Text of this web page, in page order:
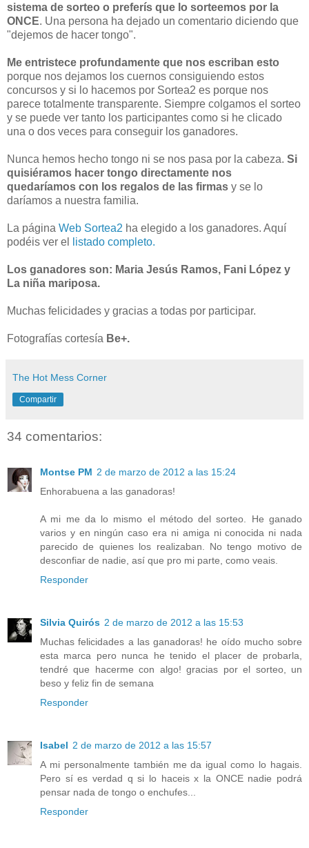
sistema de sorteo o preferís que lo sorteemos por la
ONCE. Una persona ha dejado un comentario diciendo que
"dejemos de hacer tongo".
Me entristece profundamente que nos escriban esto
porque nos dejamos los cuernos consiguiendo estos
concursos y si lo hacemos por Sortea2 es porque nos
parece totalmente transparente. Siempre colgamos el sorteo
y se puede ver tanto los participantes como si he clicado
una o dos veces para conseguir los ganadores.
Nunca hemos hecho tongo ni se nos pasa por la cabeza. Si
quisiéramos hacer tongo directamente nos
quedaríamos con los regalos de las firmas y se lo
daríamos a nuestra familia.
La página Web Sortea2 ha elegido a los ganadores. Aquí
podéis ver el
listado completo.
Los ganadores son: Maria Jesús Ramos, Fani López y
La niña mariposa.
Muchas felicidades y gracias a todas por participar.
Fotografías cortesía Be+.
The Hot Mess Corner
Compartir
34 comentarios:
Montse PM 2 de marzo de 2012 a las 15:24
Enhorabuena a las ganadoras!
A mi me da lo mismo el método del sorteo. He ganado
varios y en ningún caso era ni amiga ni conocida ni nada
parecido de quienes los realizaban. No tengo motivo de
desconfiar de nadie, así que pro mi parte, como veais.
Responder
Silvia Quirós 2 de marzo de 2012 a las 15:53
Muchas felicidades a las ganadoras! he oído mucho sobre
esta marca pero nunca he tenido el placer de probarla,
tendré que hacerme con algo! gracias por el sorteo, un
beso y feliz fin de semana
Responder
Isabel 2 de marzo de 2012 a las 15:57
A mi personalmente también me da igual como lo hagais.
Pero sí es verdad q si lo haceis x la ONCE nadie podrá
pensar nada de tongo o enchufes...
Responder